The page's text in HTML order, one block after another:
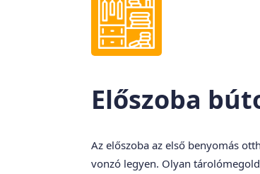
Előszoba
Az előszoba az első benyomás
vonzó legyen. Olyan